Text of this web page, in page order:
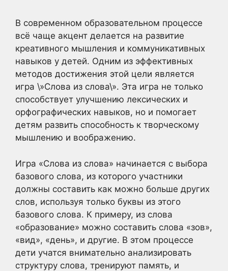
В современном образовательном процессе
всё чаще акцент делается на развитие
креативного мышления и коммуникативных
навыков у детей. Одним из эффективных
методов достижения этой цели является
игра \»Слова из слова\». Эта игра не только
способствует улучшению лексических и
орфографических навыков, но и помогает
детям развить способность к творческому
мышлению и воображению.
Игра «Слова из слова» начинается с выбора
базового слова, из которого участники
должны составить как можно больше других
слов, используя только буквы из этого
базового слова. К примеру, из слова
«образование» можно составить слова «зов»,
«вид», «день», и другие. В этом процессе
дети учатся внимательно анализировать
структуру слова, тренируют память, и